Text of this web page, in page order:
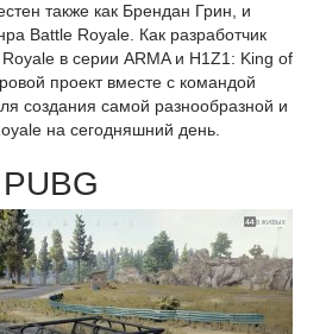
также как Брендан Грин, и
Battle Royale. Как разработчик
в серии ARMA и H1Z1: King of
проект вместе с командой
создания самой разнообразной и
на сегодняшний день.